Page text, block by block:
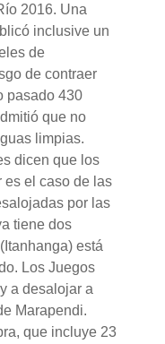
2016. Una
inclusive un
de
de contraer
pasado 430
que no
limpias.
dicen que los
es el caso de las
por las
tiene dos
está
Los Juegos
a desalojar a
Marapendi.
que incluye 23